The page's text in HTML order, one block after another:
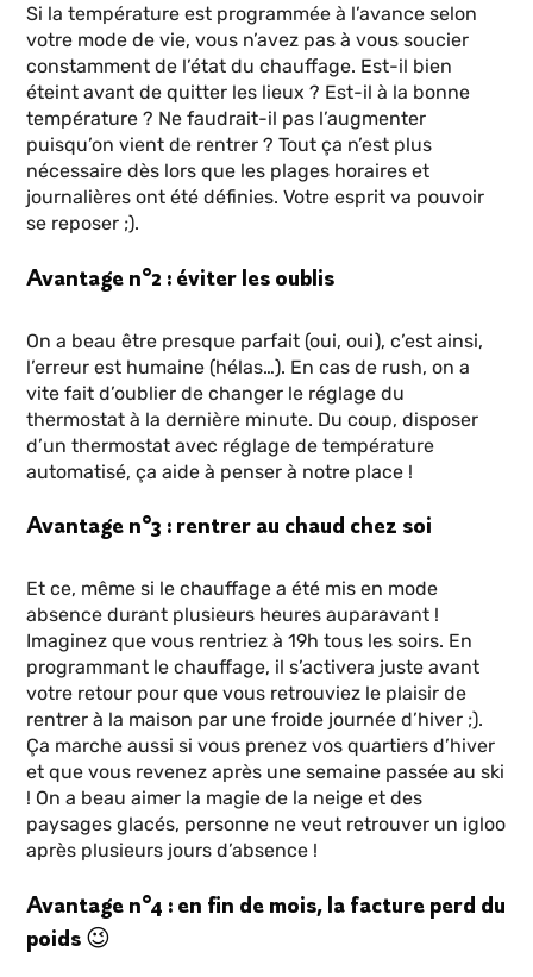
Si la température est programmée à l’avance selon
votre mode de vie, vous n’avez pas à vous soucier
constamment de l’état du chauffage. Est-il bien
éteint avant de quitter les lieux ? Est-il à la bonne
température ? Ne faudrait-il pas l’augmenter
puisqu’on vient de rentrer ? Tout ça n’est plus
nécessaire dès lors que les plages horaires et
journalières ont été définies. Votre esprit va pouvoir
se reposer ;).
Avantage n°2 : éviter les oublis
On a beau être presque parfait (oui, oui), c’est ainsi,
l’erreur est humaine (hélas…). En cas de rush, on a
vite fait d’oublier de changer le réglage du
thermostat à la dernière minute. Du coup, disposer
d’un thermostat avec réglage de température
automatisé, ça aide à penser à notre place !
Avantage n°3 : rentrer au chaud chez soi
Et ce, même si le chauffage a été mis en mode
absence durant plusieurs heures auparavant !
Imaginez que vous rentriez à 19h tous les soirs. En
programmant le chauffage, il s’activera juste avant
votre retour pour que vous retrouviez le plaisir de
rentrer à la maison par une froide journée d’hiver ;).
Ça marche aussi si vous prenez vos quartiers d’hiver
et que vous revenez après une semaine passée au ski
! On a beau aimer la magie de la neige et des
paysages glacés, personne ne veut retrouver un igloo
après plusieurs jours d’absence !
Avantage n°4 : en fin de mois, la facture perd du
poids 😉